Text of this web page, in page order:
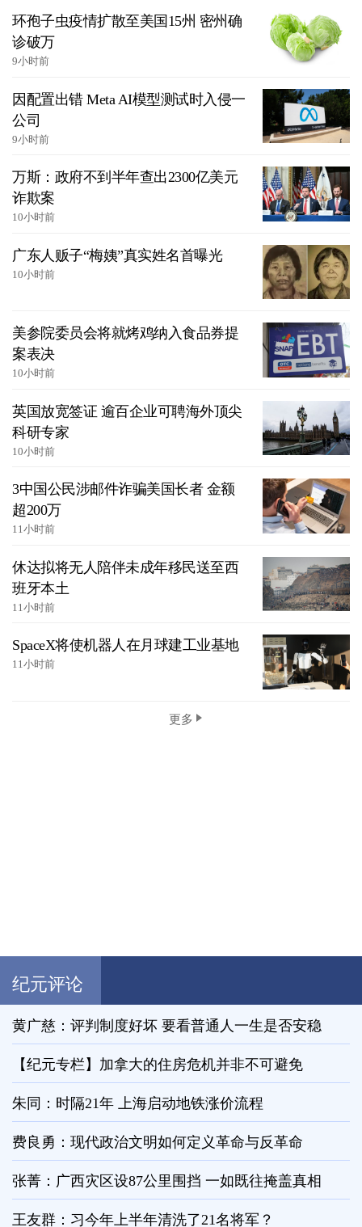
环孢子虫疫情扩散至美国15州 密州确
诊破万
9小时前
因配置出错 Meta AI模型测试时入侵一
公司
9小时前
万斯：政府不到半年查出2300亿美元
诈欺案
10小时前
广东人贩子“梅姨”真实姓名首曝光
10小时前
美参院委员会将就烤鸡纳入食品券提
案表决
10小时前
英国放宽签证 逾百企业可聘海外顶尖
科研专家
10小时前
3中国公民涉邮件诈骗美国长者 金额
超200万
11小时前
休达拟将无人陪伴未成年移民送至西
班牙本土
11小时前
SpaceX将使机器人在月球建工业基地
11小时前
更多
纪元评论
黄广慈：评判制度好坏 要看普通人一生是否安稳
【纪元专栏】加拿大的住房危机并非不可避免
朱同：时隔21年 上海启动地铁涨价流程
费良勇：现代政治文明如何定义革命与反革命
张菁：广西灾区设87公里围挡 一如既往掩盖真相
王友群：习今年上半年清洗了21名将军？